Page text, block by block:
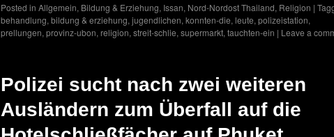
Posted in Allgemein, Bildung & Erziehung, Issan, Nord-Nordost Thailand, Religion |
behandlung, bildung & erziehung, jugendlichen, konnten-die, leute, polizeistation,
prellungen, provinz-ubon, religion, streit-schlie, supermarkt, tauchten-ein | Leave a
Polizei sucht nach zwei weiteren
Ausländern zum Überfall auf die